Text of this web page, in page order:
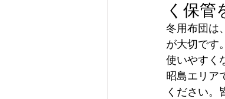
く保管
冬用布団は
が大切です
使いやすく
昭島エリア
ください。